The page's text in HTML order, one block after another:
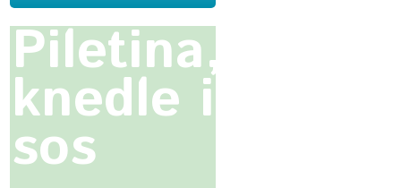
Piletina,
knedle i
sos